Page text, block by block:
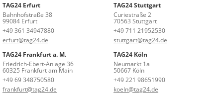
TAG24 Erfurt
Bahnhofstraße 38
99084 Erfurt
+49 361 34947880
erfurt@tag24.de
TAG24 Stuttgart
Curiestraße 2
70563 Stuttgart
+49 711 21952530
stuttgart@tag24.de
TAG24 Frankfurt a. M.
Friedrich-Ebert-Anlage 36
60325 Frankfurt am Main
+49 69 348750580
frankfurt@tag24.de
TAG24 Köln
Neumarkt 1a
50667 Köln
+49 221 98651990
koeln@tag24.de